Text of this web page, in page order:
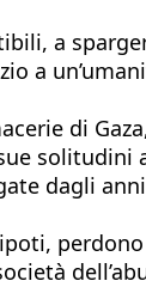
a
a
di
dagli